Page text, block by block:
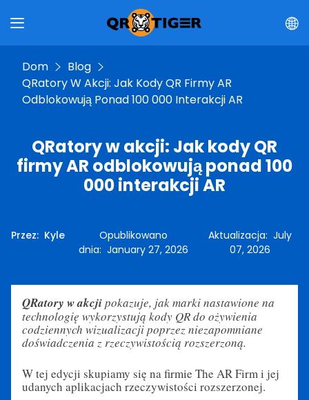
Dom
Blog
QRatory W Akcji: Jak Kody QR Firmy AR
Odblokowują Ponad 100 000 Interakcji AR
QRatory w akcji: Jak kody QR
firmy AR odblokowują ponad 100
000 interakcji AR
Przez: Kyle
Opublikowano
dnia: January 27, 2026
Aktualizacja: July
07, 2026
QRatory w akcjipokazuje, jak marki nastawione na
technologię wykorzystują kody QR do ożywienia
codziennych wizualizacji poprzez niezapomniane
doświadczenia z rzeczywistością rozszerzoną.
W tej edycji skupiamy się na firmie The AR Firm i jej
udanych aplikacjach rzeczywistości rozszerzonej.